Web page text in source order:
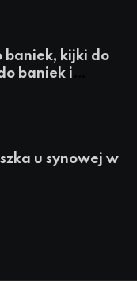
baniek, kijki do
baniek i
u synowej w